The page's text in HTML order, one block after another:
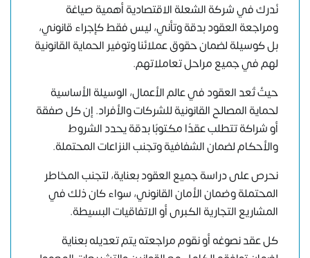
نُدرك فيشركة الشعلة الاقتصاديةأهمية صياغة
ومراجعة العقود بدقة وتأني، ليس فقط كإجراء قانوني،
بل كوسيلة لضمان حقوق عملائنا وتوفير الحماية القانونية
لهم في جميع مراحل تعاملاتهم.
حيثُ تُعد العقود في عالم الأعمال، الوسيلة الأساسية
لحماية المصالح القانونية للشركات والأفراد. إن كل صفقة
أو شراكة تتطلب عقدًا مكتوبًا بدقة يحدد الشروط
والأحكام لضمان الشفافية وتجنب النزاعات المحتملة.
نحرص على دراسة جميع العقود بعناية، لتجنب المخاطر
المحتملة وضمان الأمان القانوني، سواء كان ذلك في
المشاريع التجارية الكبرى أو الاتفاقيات البسيطة.
كل عقد نصوغه أو نقوم مراجعته يتم تعديله بعناية